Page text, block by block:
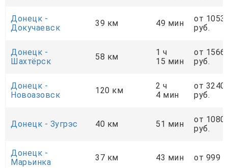
Донецк -
Докучаевск
39 км 49 мин
от 1053
руб.
Донецк -
Шахтёрск
58 км
1 ч
15 мин
от 1566
руб.
Донецк -
Новоазовск
120 км
2 ч
4 мин
от 3240
руб.
Донецк - Зугрэс 40 км 51 мин
от 1080
руб.
Донецк -
Марьинка
37 км 43 мин от 999